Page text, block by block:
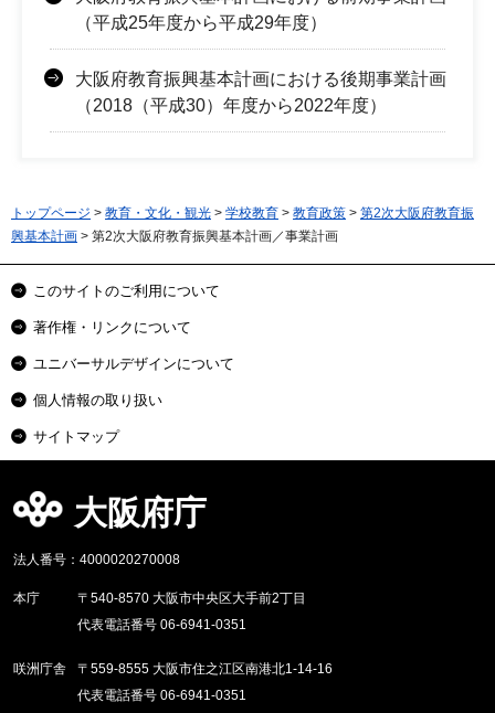
（平成25年度から平成29年度）
大阪府教育振興基本計画における後期事業計画
（2018（平成30）年度から2022年度）
トップページ > 教育・文化・観光 > 学校教育 > 教育政策 > 第2次大阪府教育振
興基本計画 > 第2次大阪府教育振興基本計画／事業計画
このサイトのご利用について
著作権・リンクについて
ユニバーサルデザインについて
個人情報の取り扱い
サイトマップ
大阪府庁
法人番号：4000020270008
本庁
〒540-8570 大阪市中央区大手前2丁目
代表電話番号 06-6941-0351
咲洲庁舎
〒559-8555 大阪市住之江区南港北1-14-16
代表電話番号 06-6941-0351